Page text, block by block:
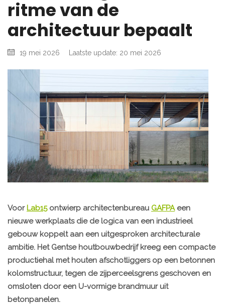
ritme van de
architectuur bepaalt
19 mei 2026 Laatste update: 20 mei 2026
Voor Lab15ontwierp architectenbureau GAFPAeen
nieuwe werkplaats die de logica van een industrieel
gebouw koppelt aan een uitgesproken architecturale
ambitie. Het Gentse houtbouwbedrijf kreeg een compacte
productiehal met houten afschotliggers op een betonnen
kolomstructuur, tegen de zijperceelsgrens geschoven en
omsloten door een U-vormige brandmuur uit
betonpanelen.